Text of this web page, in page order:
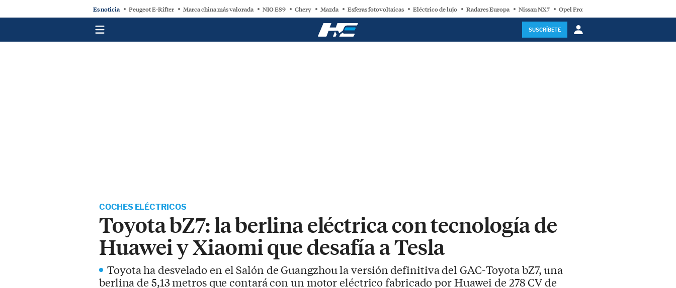
Es noticia Peugeot E-Rifter Marca china más valorada NIO ES9 Chery Mazda Esferas fotovoltaicas Eléctrico de lujo Radares Europa Nissan NX7 Opel Frontera Electric
SUSCRÍBETE
COCHES ELÉCTRICOS
Toyota bZ7: la berlina eléctrica con tecnología de
Huawei y Xiaomi que desafía a Tesla
Toyota ha desvelado en el Salón de Guangzhou la versión definitiva del GAC-Toyota bZ7, una
berlina de 5,13 metros que contará con un motor eléctrico fabricado por Huawei de 278 CV de